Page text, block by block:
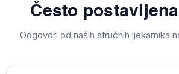
Često
Odgovori od naših stručnih ljekarnika